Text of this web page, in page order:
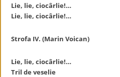
Lie, lie, ciocârlie!…
Lie, lie, ciocârlie!…
Strofa IV. (Marin Voican)
Lie, lie, ciocârlie!…
Tril de veselie